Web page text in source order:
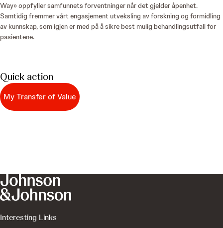
Way» oppfyller samfunnets forventninger når det gjelder åpenhet.
Samtidig fremmer vårt engasjement utveksling av forskning og formidling
av kunnskap, som igjen er med på å sikre best mulig behandlingsutfall for
pasientene.
Quick action
My Transfer of Value
Interesting Links